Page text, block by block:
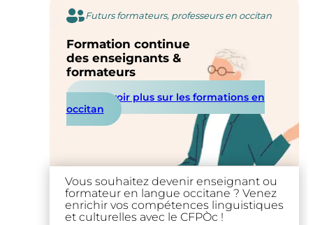
Futurs formateurs, professeurs en occitan
Formation continue
des enseignants &
formateurs
En savoir plus sur les formations en
occitan
Vous souhaitez devenir enseignant ou
formateur en langue occitane ? Venez
enrichir vos compétences linguistiques
et culturelles avec le CFPÒc !